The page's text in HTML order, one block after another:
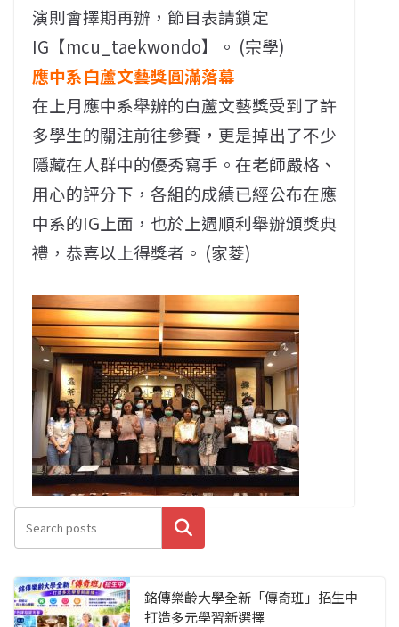
演則會擇期再辦，節目表請鎖定
IG【mcu_taekwondo】。 (宗學)
應中系白蘆文藝獎圓滿落幕
在上月應中系舉辦的白蘆文藝獎受到了許
多學生的關注前往參賽，更是掉出了不少
隱藏在人群中的優秀寫手。在老師嚴格、
用心的評分下，各組的成績已經公布在應
中系的IG上面，也於上週順利舉辦頒獎典
禮，恭喜以上得獎者。 (家菱)
搜尋
銘傳樂齡大學全新「傳奇班」招生中
打造多元學習新選擇